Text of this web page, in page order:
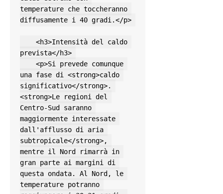
temperature che toccheranno
diffusamente i 40 gradi.</p>
prevista</h3>
una fase di <strong>caldo
significativo</strong>.
<strong>Le regioni del
Centro-Sud saranno
maggiormente interessate
dall'afflusso di aria
subtropicale</strong>,
mentre il Nord rimarrà in
gran parte ai margini di
questa ondata. Al Nord, le
temperature potranno